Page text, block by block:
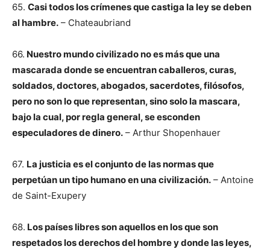
65. Casi todos los crímenes que castiga la ley se deben
al hambre. – Chateaubriand
66. Nuestro mundo civilizado no es más que una
mascarada donde se encuentran caballeros, curas,
soldados, doctores, abogados, sacerdotes, filósofos,
pero no son lo que representan, sino solo la mascara,
bajo la cual, por regla general, se esconden
especuladores de dinero. – Arthur Shopenhauer
67. La justicia es el conjunto de las normas que
perpetúan un tipo humano en una civilización. – Antoine
de Saint-Exupery
68. Los países libres son aquellos en los que son
respetados los derechos del hombre y donde las leyes,